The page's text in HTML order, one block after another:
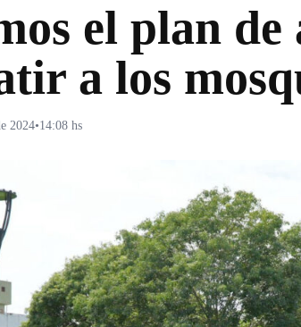
el plan de
a los
2024•14:08 hs